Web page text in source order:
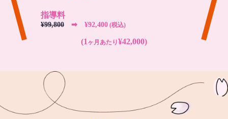
指導料
¥99,800 ➡︎ ¥92,400 (税込)
(1 ヶ月あたり¥42,000)